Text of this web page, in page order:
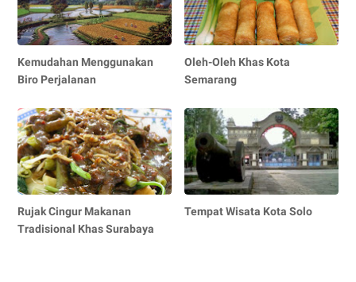
Kemudahan Menggunakan
Biro Perjalanan
Oleh-Oleh Khas Kota
Semarang
Rujak Cingur Makanan
Tradisional Khas Surabaya
Tempat Wisata Kota Solo